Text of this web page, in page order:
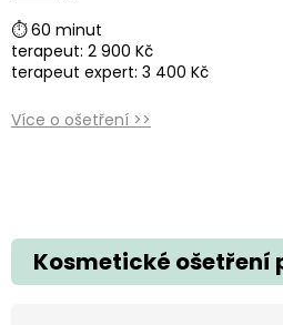
⏱ 60 minut
terapeut: 2 900 Kč
terapeut expert: 3 400 Kč
Více o ošetření >>
Kosmetické ošetření